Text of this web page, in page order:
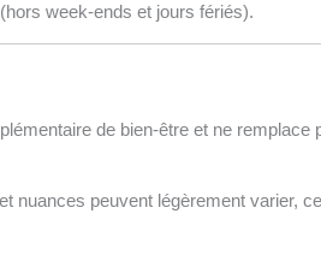
week-ends et jours fériés).
de bien-être et ne
nuances peuvent légèrement varier,